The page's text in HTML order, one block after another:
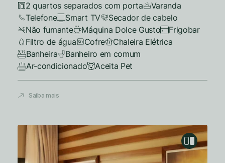
2 quartos separados com porta
Varanda
Telefone
Smart TV
Secador de cabelo
Não fumante
Máquina Dolce Gusto
Frigobar
Filtro de água
Cofre
Chaleira Elétrica
Banheira
Banheiro em comum
Ar-condicionado
Aceita Pet
Saiba mais